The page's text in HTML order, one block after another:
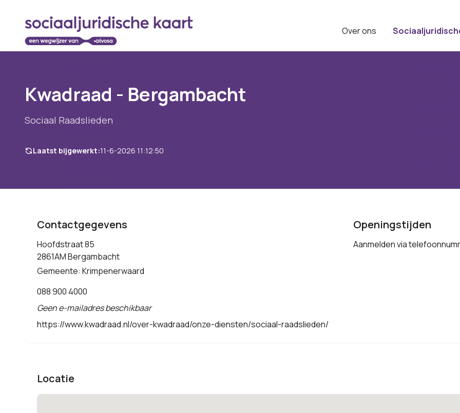
Over ons
Kwadraad - Bergambacht
Sociaal Raadslieden
Laatst bijgewerkt:11-6-2026 11:12:50
Contactgegevens
Hoofdstraat 85
2861AM Bergambacht
Gemeente: Krimpenerwaard
088 900 4000
Geen e-mailadres beschikbaar
https://www.kwadraad.nl/over-kwadraad/onze-diensten/sociaal-raadslieden/
Openingstijden
Aanmelden via
Locatie